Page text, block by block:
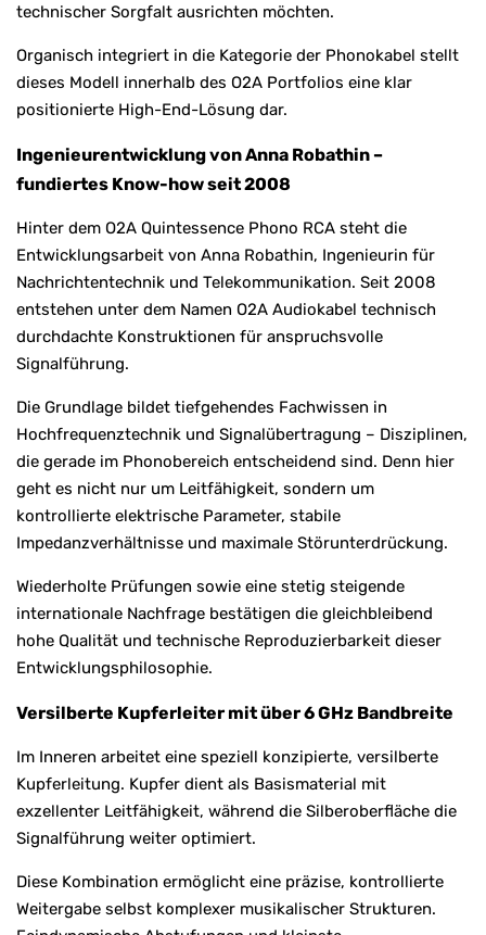
technischer Sorgfalt ausrichten möchten.
Organisch integriert in die Kategorie der Phonokabel stellt
dieses Modell innerhalb des O2A Portfolios eine klar
positionierte High-End-Lösung dar.
Ingenieurentwicklung von Anna Robathin –
fundiertes Know-how seit 2008
Hinter dem O2A Quintessence Phono RCA steht die
Entwicklungsarbeit von Anna Robathin, Ingenieurin für
Nachrichtentechnik und Telekommunikation. Seit 2008
entstehen unter dem Namen O2A Audiokabel technisch
durchdachte Konstruktionen für anspruchsvolle
Signalführung.
Die Grundlage bildet tiefgehendes Fachwissen in
Hochfrequenztechnik und Signalübertragung – Disziplinen,
die gerade im Phonobereich entscheidend sind. Denn hier
geht es nicht nur um Leitfähigkeit, sondern um
kontrollierte elektrische Parameter, stabile
Impedanzverhältnisse und maximale Störunterdrückung.
Wiederholte Prüfungen sowie eine stetig steigende
internationale Nachfrage bestätigen die gleichbleibend
hohe Qualität und technische Reproduzierbarkeit dieser
Entwicklungsphilosophie.
Versilberte Kupferleiter mit über 6 GHz Bandbreite
Im Inneren arbeitet eine speziell konzipierte, versilberte
Kupferleitung. Kupfer dient als Basismaterial mit
exzellenter Leitfähigkeit, während die Silberoberfläche die
Signalführung weiter optimiert.
Diese Kombination ermöglicht eine präzise, kontrollierte
Weitergabe selbst komplexer musikalischer Strukturen.